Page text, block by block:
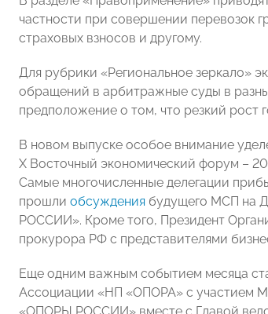
частности при совершении перевозок
страховых взносов и другому.
Для рубрики «Региональное зеркало»
обращений в арбитражные суды в
предположение о том, что резкий рост
В новом выпуске особое внимание
X Восточный экономический форум –
Самые многочисленные делегации
прошли обсуждения будущего МСП на
РОССИИ». Кроме того, Президент
прокурора РФ с представителями
Еще одним важным событием месяца
Ассоциации «НП «ОПОРА» с участием